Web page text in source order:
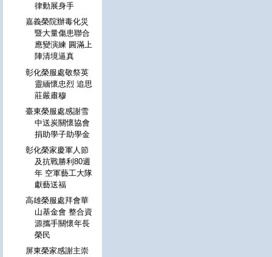
律動展身手
嘉義榮院辦毒化災
暨大量傷患聯合
應變演練 圓滿上
陣清境逼真
彰化榮服處敬祭英
靈緬懷忠烈 追思
莊嚴肅穆
臺東榮服處感謝雪
中送炭關懷協會
捐助學子助學金
彰化榮家慶軍人節
及抗戰勝利80週
年 空軍藝工大隊
獻藝送福
高雄榮服處拜會華
山基金會 整合資
源攜手關懷年長
榮民
屏東榮家感謝主崇